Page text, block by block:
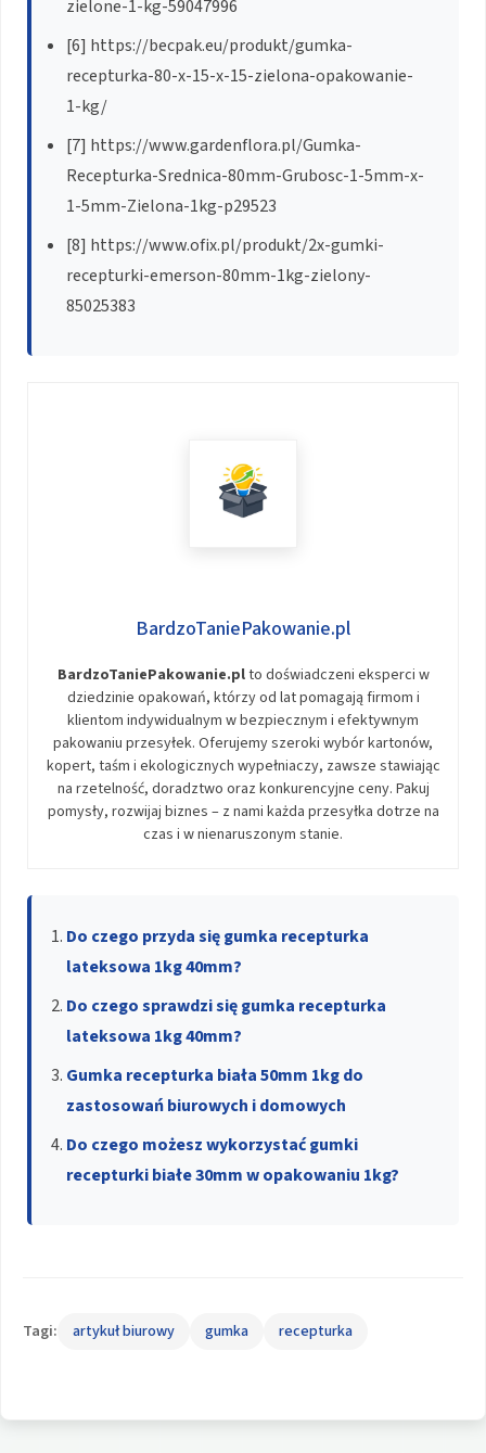
zielone-1-kg-59047996
[6] https://becpak.eu/produkt/gumka-
recepturka-80-x-15-x-15-zielona-opakowanie-
1-kg/
[7] https://www.gardenflora.pl/Gumka-
Recepturka-Srednica-80mm-Grubosc-1-5mm-x-
1-5mm-Zielona-1kg-p29523
[8] https://www.ofix.pl/produkt/2x-gumki-
recepturki-emerson-80mm-1kg-zielony-
85025383
BardzoTaniePakowanie.pl
BardzoTaniePakowanie.plto doświadczeni eksperci w
dziedzinie opakowań, którzy od lat pomagają firmom i
klientom indywidualnym w bezpiecznym i efektywnym
pakowaniu przesyłek. Oferujemy szeroki wybór kartonów,
kopert, taśm i ekologicznych wypełniaczy, zawsze stawiając
na rzetelność, doradztwo oraz konkurencyjne ceny. Pakuj
pomysły, rozwijaj biznes – z nami każda przesyłka dotrze na
czas i w nienaruszonym stanie.
Do czego przyda się gumka recepturka
lateksowa 1kg 40mm?
Do czego sprawdzi się gumka recepturka
lateksowa 1kg 40mm?
Gumka recepturka biała 50mm 1kg do
zastosowań biurowych i domowych
Do czego możesz wykorzystać gumki
recepturki białe 30mm w opakowaniu 1kg?
Tagi: artykuł biurowy gumka recepturka